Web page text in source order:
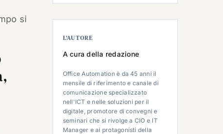
si
L’AUTORE
A cura della redazione
Office Automation è da 45 anni il
mensile di riferimento e canale di
comunicazione specializzato
nell'ICT e nelle soluzioni per il
digitale, promotore di convegni e
seminari che si rivolge a CIO e IT
Manager e ai protagonisti della